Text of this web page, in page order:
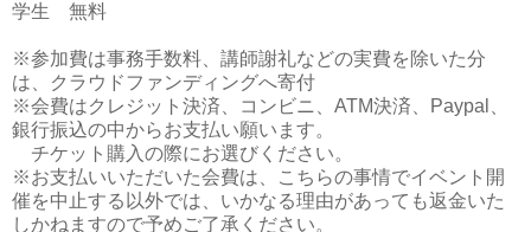
学生 無料
※参加費は事務手数料、講師謝礼などの実費を除いた分
は、クラウドファンディングへ寄付
※会費はクレジット決済、コンビニ、ATM決済、Paypal、
銀行振込の中からお支払い願います。
チケット購入の際にお選びください。
※お支払いいただいた会費は、こちらの事情でイベント開
催を中止する以外では、いかなる理由があっても返金いた
しかねますので予めご了承ください。